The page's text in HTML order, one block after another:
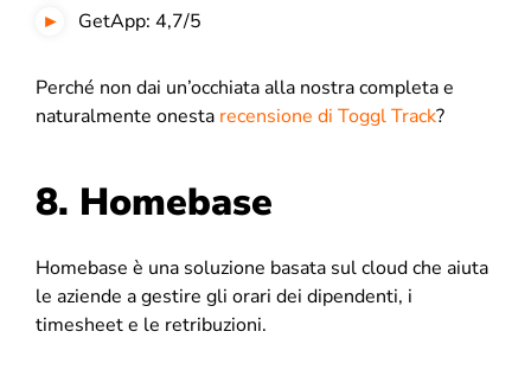
GetApp: 4,7/5
Perché non dai un’occhiata alla nostra completa e
naturalmente onesta recensione di Toggl Track?
8. Homebase
Homebase è una soluzione basata sul cloud che aiuta
le aziende a gestire gli orari dei dipendenti, i
timesheet e le retribuzioni.